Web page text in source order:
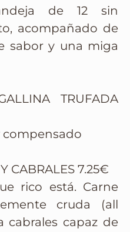
de 12 sin
acompañado de
sabor y una miga
TRUFADA
compensado
CABRALES 7.25€
rico está. Carne
cruda (all
cabrales capaz de